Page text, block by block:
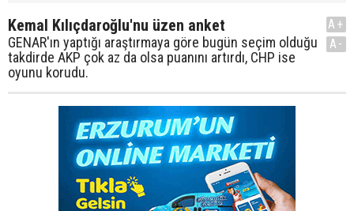
Kemal Kılıçdaroğlu'nu üzen anket
GENAR'ın yaptığı araştırmaya göre bugün seçim olduğu
takdirde AKP çok az da olsa puanını artırdı, CHP ise
oyunu korudu.
A+
A-